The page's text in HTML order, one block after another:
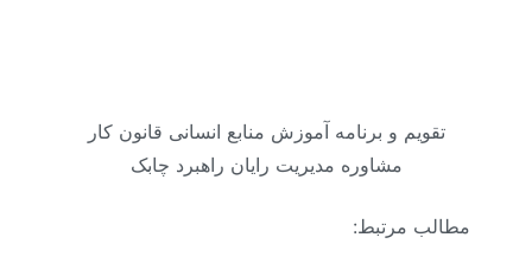
تقویم و برنامه آموزش منابع انسانی قانون کار
مشاوره مدیریت رایان راهبرد چابک
مطالب مرتبط: